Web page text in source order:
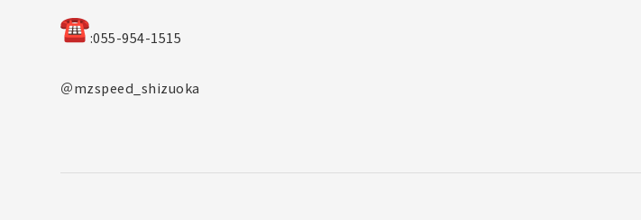
︎:055-954-1515
＠mzspeed_shizuoka